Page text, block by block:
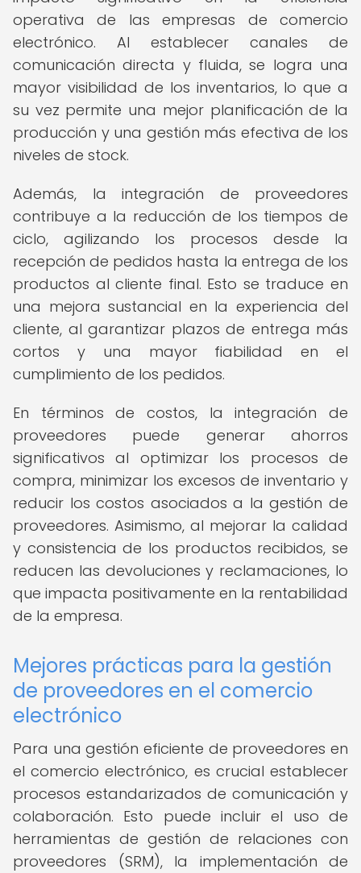
operativa de las empresas de comercio
electrónico. Al establecer canales de
comunicación directa y fluida, se logra una
mayor visibilidad de los inventarios, lo que a
su vez permite una mejor planificación de la
producción y una gestión más efectiva de los
niveles de stock.
Además, la integración de proveedores
contribuye a la reducción de los tiempos de
ciclo, agilizando los procesos desde la
recepción de pedidos hasta la entrega de los
productos al cliente final. Esto se traduce en
una mejora sustancial en la experiencia del
cliente, al garantizar plazos de entrega más
cortos y una mayor fiabilidad en el
cumplimiento de los pedidos.
En términos de costos, la integración de
proveedores puede generar ahorros
significativos al optimizar los procesos de
compra, minimizar los excesos de inventario y
reducir los costos asociados a la gestión de
proveedores. Asimismo, al mejorar la calidad
y consistencia de los productos recibidos, se
reducen las devoluciones y reclamaciones, lo
que impacta positivamente en la rentabilidad
de la empresa.
Mejores prácticas para la gestión
de proveedores en el comercio
electrónico
Para una gestión eficiente de proveedores en
el comercio electrónico, es crucial establecer
procesos estandarizados de comunicación y
colaboración. Esto puede incluir el uso de
herramientas de gestión de relaciones con
proveedores (SRM), la implementación de